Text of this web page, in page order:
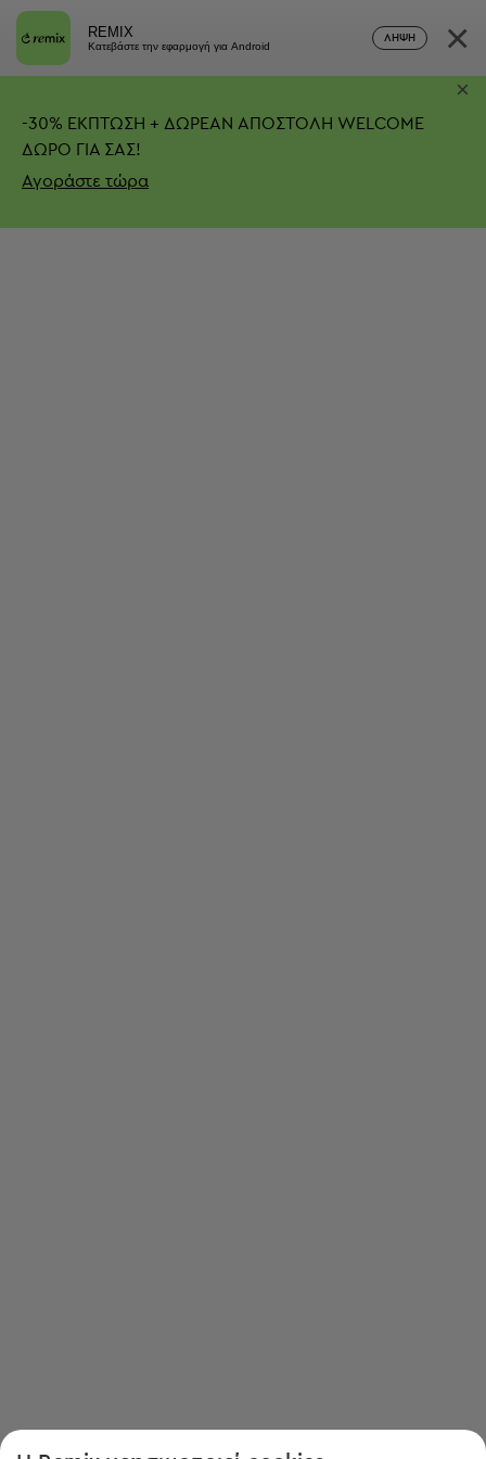
REMIX
Κατεβάστε την εφαρμογή για Android
ΛΉΨΗ ×
-30% ΕΚΠΤΩΣΗ + ΔΩΡΕΑΝ ΑΠΟΣΤΟΛΗ WELCOME
ΔΩΡΟ ΓΙΑ ΣΑΣ!
Αγοράστε τώρα
×